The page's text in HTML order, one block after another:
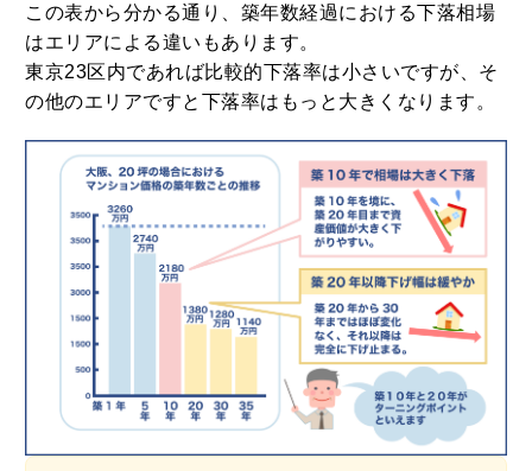
この表から分かる通り、築年数経過における下落相場
はエリアによる違いもあります。
東京23区内であれば比較的下落率は小さいですが、そ
の他のエリアですと下落率はもっと大きくなります。